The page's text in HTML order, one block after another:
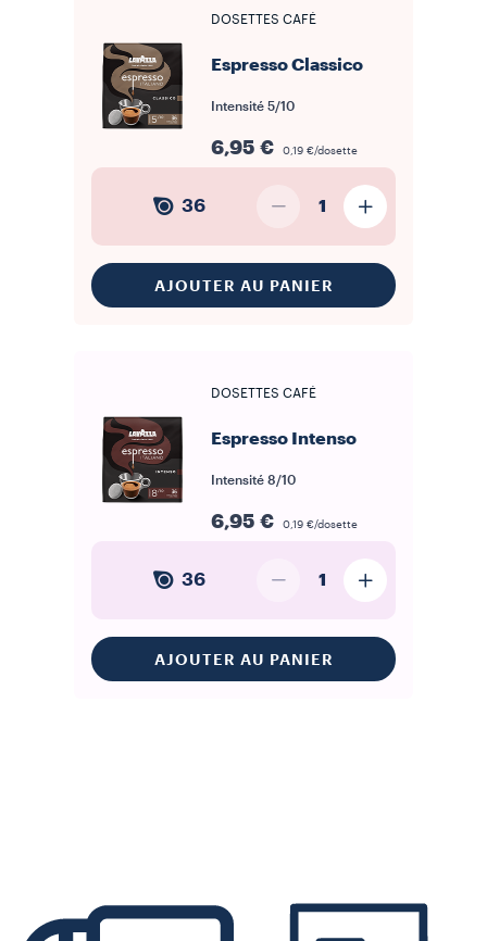
l'utilisation et le nettoyage : il suffit de placer la dosette dans le
usagé. Ce format est adapté aussi bien aux machines dédiées
qu'aux machines combinées acceptant le standard ESE. La
conservation en dosette individuelle scellée protège le café de
l'oxydation et de l'humidité jusqu'au moment de l'utilisation.
Découvrez notre sélection dedosettes souples
profils aromatiques et trouvez la mixture la plus adaptée à votre
machine et à vos habitudes.
DOSETTES CAFÉ
Espresso Classico
Intensité 5/10
6,95 € 0,19 €/dosette
36 1
AJOUTER AU PANIER
DOSETTES CAFÉ
Espresso Intenso
Intensité 8/10
6,95 € 0,19 €/dosette
36 1
AJOUTER AU PANIER